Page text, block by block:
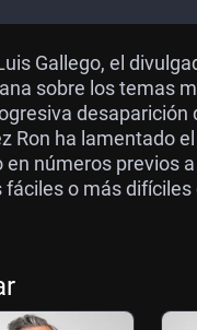
Gallego, el
sobre los temas
Ron ha lamentado
números previos
fáciles o más